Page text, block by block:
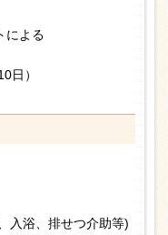
による
日）
入浴、排せつ介助等)